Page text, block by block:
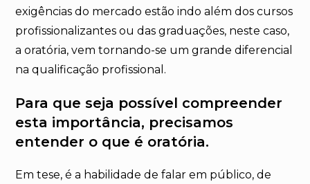
exigências do mercado estão indo além dos cursos
profissionalizantes ou das graduações, neste caso,
a oratória, vem tornando-se um grande diferencial
na qualificação profissional.
Para que seja possível compreender
esta importância, precisamos
entender o que é oratória.
Em tese, é a habilidade de falar em público, de